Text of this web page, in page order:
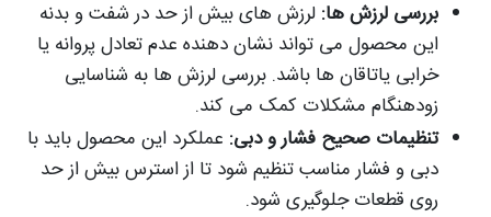
بررسی لرزش ها: لرزش های بیش از حد در شفت و بدنه
این محصول می تواند نشان دهنده عدم تعادل پروانه یا
خرابی یاتاقان ها باشد. بررسی لرزش ها به شناسایی
زودهنگام مشکلات کمک می کند.
تنظیمات صحیح فشار و دبی: عملکرد این محصول باید با
دبی و فشار مناسب تنظیم شود تا از استرس بیش از حد
روی قطعات جلوگیری شود.